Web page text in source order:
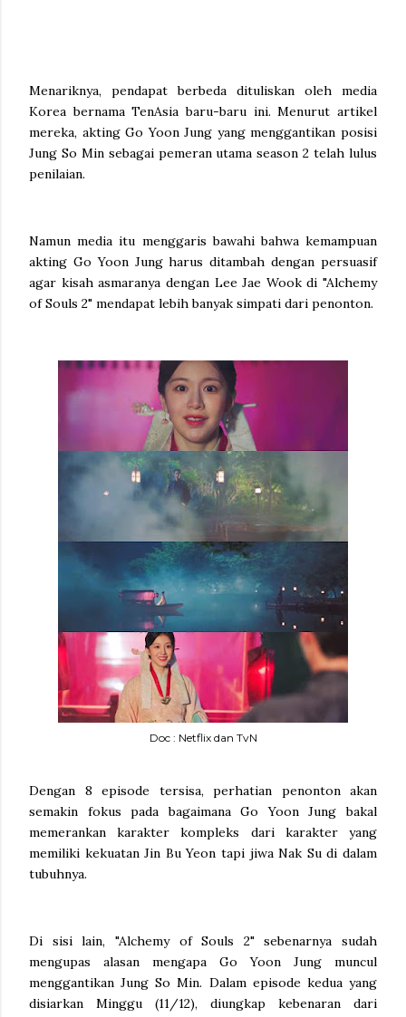
Menariknya, pendapat berbeda dituliskan oleh media
Korea bernama TenAsia baru-baru ini. Menurut artikel
mereka, akting Go Yoon Jung yang menggantikan posisi
Jung So Min sebagai pemeran utama season 2 telah lulus
penilaian.
Namun media itu menggaris bawahi bahwa kemampuan
akting Go Yoon Jung harus ditambah dengan persuasif
agar kisah asmaranya dengan Lee Jae Wook di "Alchemy
of Souls 2" mendapat lebih banyak simpati dari penonton.
Doc : Netflix dan TvN
Dengan 8 episode tersisa, perhatian penonton akan
semakin fokus pada bagaimana Go Yoon Jung bakal
memerankan karakter kompleks dari karakter yang
memiliki kekuatan Jin Bu Yeon tapi jiwa Nak Su di dalam
tubuhnya.
Di sisi lain, "Alchemy of Souls 2" sebenarnya sudah
mengupas alasan mengapa Go Yoon Jung muncul
menggantikan Jung So Min. Dalam episode kedua yang
disiarkan Minggu (11/12), diungkap kebenaran dari